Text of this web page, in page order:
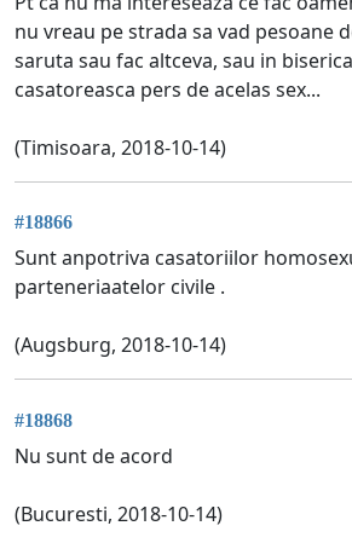
nu vreau pe strada sa vad pesoane
saruta sau fac altceva, sau in
casatoreasca pers de acelas sex...
(Timisoara, 2018-10-14)
#18866
Sunt anpotriva casatoriilor
parteneriaatelor civile .
(Augsburg, 2018-10-14)
#18868
Nu sunt de acord
(Bucuresti, 2018-10-14)